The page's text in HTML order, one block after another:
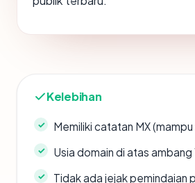
Kelebihan
Memiliki catatan MX (mampu
Usia domain di atas ambang
Tidak ada jejak pemindaian